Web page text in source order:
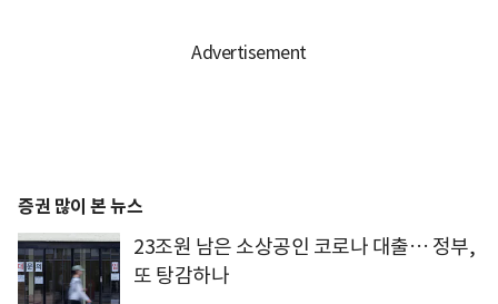
증권 많이 본 뉴스
23조원 남은 소상공인 코로나 대출… 정부,
또 탕감하나